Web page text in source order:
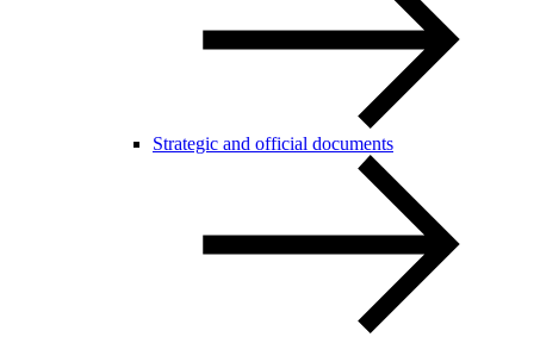
Strategic and official documents